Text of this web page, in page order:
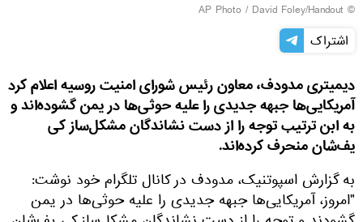
© AP Photo / David Foley/Handout
اشتراک
دیمیتری مدودف، معاون رئیس شورای امنیت روسیه اعلام کرد
آمریکایی‌ها جبهه جدیدی را علیه حوثی‌ها در یمن گشوده‌اند و
به ابن ترتیب توجه را از دست نشاندگان مشکل‌ساز کی
یف‌شان منحرف کرده‌اند.
به گزارش اسپوتنیک، مدودف در کانال تلگرام خود نوشت:
"امروز، آمریکایی‌ها جبهه جدیدی را علیه حوثی‌ها در یمن